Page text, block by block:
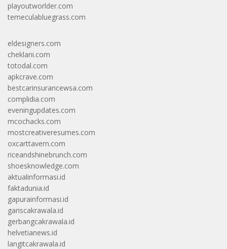
playoutworlder.com
temeculabluegrass.com
eldesigners.com
cheklani.com
totodal.com
apkcrave.com
bestcarinsurancewsa.com
complidia.com
eveningupdates.com
mcochacks.com
mostcreativeresumes.com
oxcarttavern.com
riceandshinebrunch.com
shoesknowledge.com
aktualinformasi.id
faktadunia.id
gapurainformasi.id
gariscakrawala.id
gerbangcakrawala.id
helvetianews.id
langitcakrawala.id